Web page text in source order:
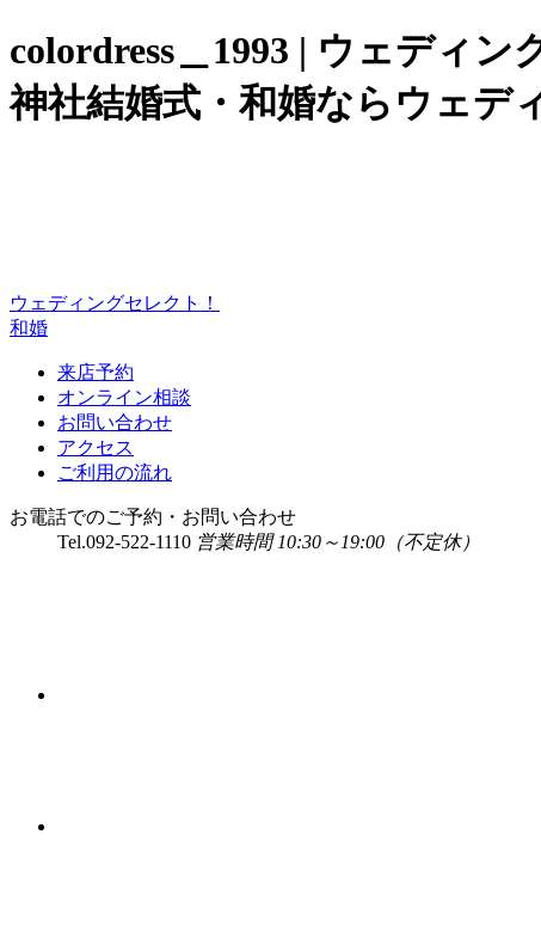
colordress＿1993 | ウェディ
神社結婚式・和婚ならウェデ
ウェディングセレクト！
和婚
来店予約
オンライン相談
お問い合わせ
アクセス
ご利用の流れ
お電話でのご予約・お問い合わせ
Tel.092-522-1110 営業時間 10:30～19:00（不定休）